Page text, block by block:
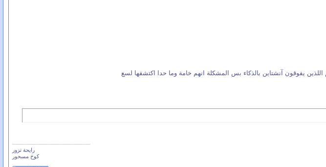
يفوقون آنشتاين بالذكاء بس المشكلة انهم خامة وما حدا اكتشفها لسع
رايحة تزور
كوخ مسحور